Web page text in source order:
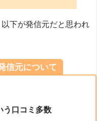
下が発信元だと思われ
信元について
う口コミ多数